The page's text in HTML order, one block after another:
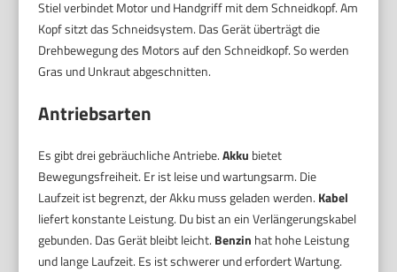
Stiel verbindet Motor und Handgriff mit dem Schneidkopf. Am
Kopf sitzt das Schneidsystem. Das Gerät überträgt die
Drehbewegung des Motors auf den Schneidkopf. So werden
Gras und Unkraut abgeschnitten.
Antriebsarten
Es gibt drei gebräuchliche Antriebe.Akku bietet
Bewegungsfreiheit. Er ist leise und wartungsarm. Die
Laufzeit ist begrenzt, der Akku muss geladen werden. Kabel
liefert konstante Leistung. Du bist an ein Verlängerungskabel
gebunden. Das Gerät bleibt leicht. Benzin hat hohe Leistung
und lange Laufzeit. Es ist schwerer und erfordert Wartung.